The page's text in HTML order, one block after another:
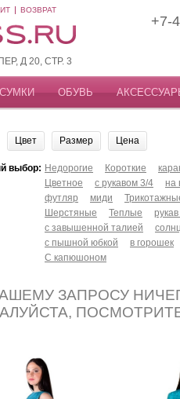
ВОЗВРАТ
Д 20, СТР. 3
+7-
СУМКИ ОБУВЬ
Цвет Размер Цена
выбор: Недорогие Короткие
Цветное
с рукавом 3/4
на
футляр
миди
Шерстяные
Теплые
с завышенной талией
с пышной юбкой
в горошек
С капюшоном
ЗАПРОСУ